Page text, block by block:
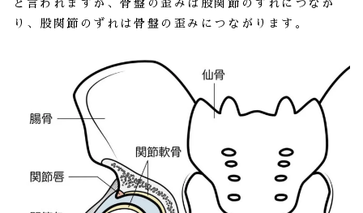
と言われますが、骨盤の歪みは股関節のずれにつなが
り、股関節のずれは骨盤の歪みにつながります。